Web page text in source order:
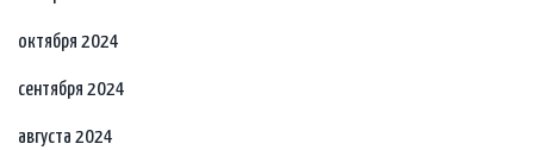
октября 2024
сентября 2024
августа 2024